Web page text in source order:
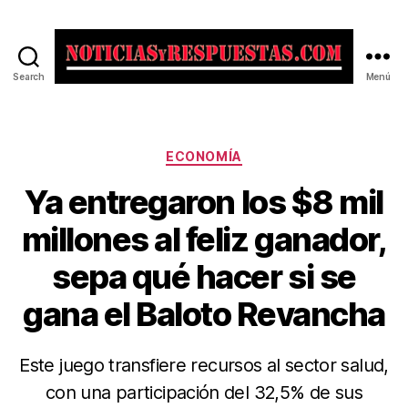
Search Menú
Categorías
ECONOMÍA
Ya entregaron los $8 mil
millones al feliz ganador,
sepa qué hacer si se
gana el Baloto Revancha
Este juego transfiere recursos al sector salud,
con una participación del 32,5% de sus